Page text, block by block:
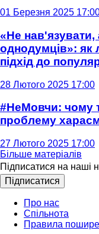
01 Березня 2025
«Не нав'язувати,
однодумців»: як
підхід до
28 Лютого 2025 17:00
#НеМовчи: чому
проблему
27 Лютого 2025 17:00
Більше матеріалів
Підписатися на наші
Підписатися
Про нас
Спільнота
Правила